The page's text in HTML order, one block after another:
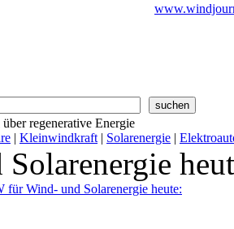
regenerative Energie
| Kleinwindkraft | Solarenergie |
für Wind- und Solarenergie heute: